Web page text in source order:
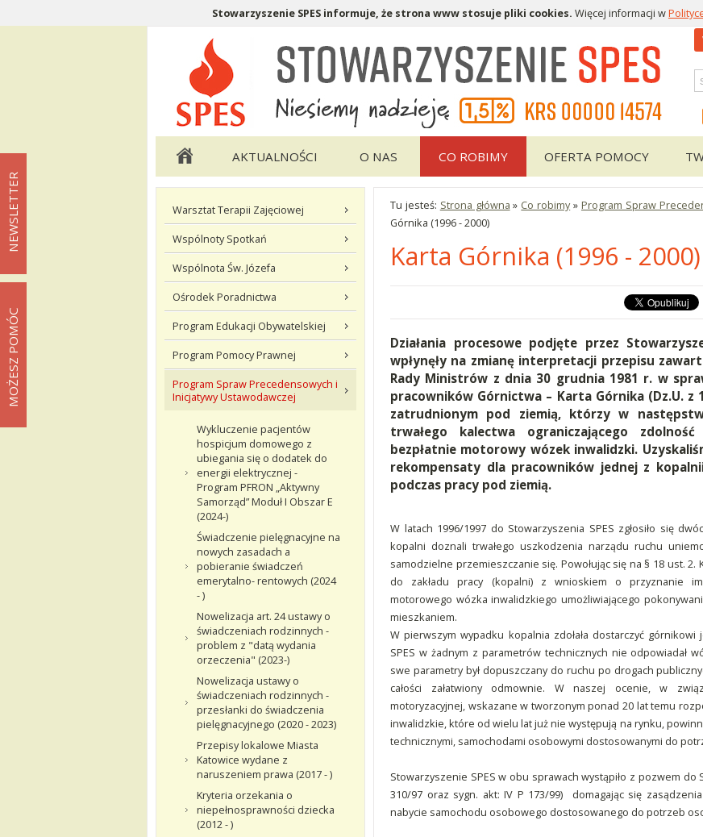
Stowarzyszenie SPES informuje, że strona www stosuje pliki cookies. Więcej informacji w
Menu pomocnicze
Menu główne
AKTUALNOŚCI O NAS CO ROBIMY OFERTA POMOCY
Menu podstrony Co robimy
Warsztat Terapii Zajęciowej
Wspólnoty Spotkań
Wspólnota Św. Józefa
Ośrodek Poradnictwa
Program Edukacji Obywatelskiej
Program Pomocy Prawnej
Program Spraw Precedensowych i
Inicjatywy Ustawodawczej
Wykluczenie pacjentów
hospicjum domowego z
ubiegania się o dodatek do
energii elektrycznej -
Program PFRON „Aktywny
Samorząd” Moduł I Obszar E
(2024-)
Świadczenie pielęgnacyjne na
nowych zasadach a
pobieranie świadczeń
emerytalno- rentowych (2024
- )
Nowelizacja art. 24 ustawy o
świadczeniach rodzinnych -
problem z "datą wydania
orzeczenia" (2023-)
Nowelizacja ustawy o
świadczeniach rodzinnych -
przesłanki do świadczenia
pielęgnacyjnego (2020 - 2023)
Przepisy lokalowe Miasta
Katowice wydane z
naruszeniem prawa (2017 - )
Kryteria orzekania o
niepełnosprawności dziecka
(2012 - )
Tu jesteś: Strona główna » Co robimy» Program Spraw
Górnika (1996 - 2000)
Karta Górnika (1996 - 2000)
Działania procesowe podjęte przez
wpłynęły na zmianę interpretacji przepisu
Rady Ministrów z dnia 30 grudnia 1981 r. w
pracowników Górnictwa – Karta Górnika (Dz.U. z
zatrudnionym pod ziemią, którzy w
trwałego kalectwa ograniczającego
bezpłatnie motorowy wózek inwalidzki.
rekompensaty dla pracowników jednej z
podczas pracy pod ziemią.
W latach 1996/1997 do Stowarzyszenia SPES zgłosiło się
kopalni doznali trwałego uszkodzenia narządu ruchu
samodzielne przemieszczanie się. Powołując się na § 18 ust.
do zakładu pracy (kopalni) z wnioskiem o przyznanie
motorowego wózka inwalidzkiego umożliwiającego
mieszkaniem.
W pierwszym wypadku kopalnia zdołała dostarczyć
SPES w żadnym z parametrów technicznych nie odpowiadał
swe parametry był dopuszczany do ruchu po drogach
całości załatwiony odmownie. W naszej ocenie, w
motoryzacyjnej, wskazane w tworzonym ponad 20 lat temu
inwalidzkie, które od wielu lat już nie występują na rynku,
technicznymi, samochodami osobowymi dostosowanymi do
Stowarzyszenie SPES w obu sprawach wystąpiło z pozwem do
310/97 oraz sygn. akt: IV P 173/99) domagając się
nabycie samochodu osobowego dostosowanego do potrzeb
NEWSLETTER
MOŻESZ POMÓC